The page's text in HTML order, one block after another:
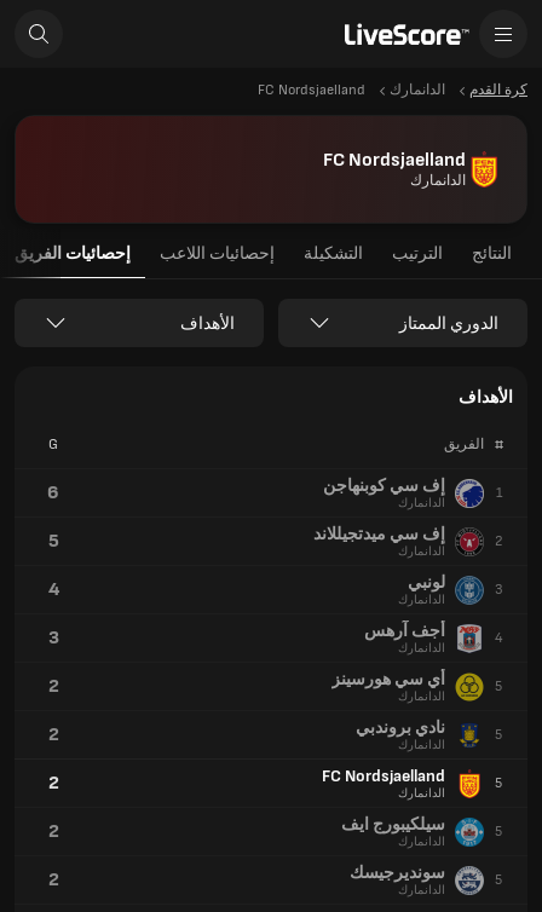
كرة القدم الدانمارك FC Nordsjaelland
FC Nordsjaelland
الدانمارك
النتائج الترتيب التشكيلة إحصائيات اللاعب إحصائيات الفريق
الدوري الممتاز الأهداف
الأهداف
# الفريق G
1 إف سي كوبنهاجن
الدانمارك 6
2 إف سي ميدتجيللاند
الدانمارك 5
3 لونبي
الدانمارك 4
4 أجف آرهس
الدانمارك 3
5 أي سي هورسينز
الدانمارك 2
5 نادي بروندبي
الدانمارك 2
5
FC Nordsjaelland
الدانمارك 2
5 سيلكيبورج ايف
الدانمارك 2
5 سونديرجيسك
الدانمارك 2